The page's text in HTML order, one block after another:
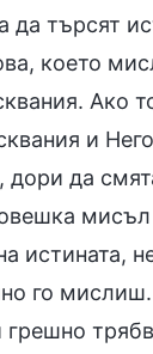
да търсят
което
Ако
и
дори да
истината,
го
грешно